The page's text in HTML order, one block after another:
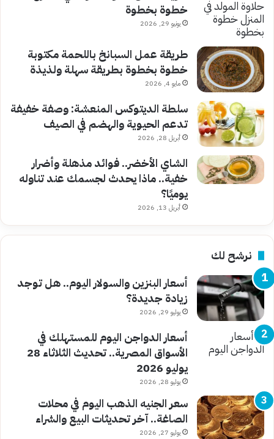
خطوة بخطوة
يونيو 29, 2026
طريقة عمل السبانخ باللحمة مكتوبة
خطوة بخطوة بطريقة سهلة ولذيذة
مايو 4, 2026
سلطة الديتوكس المنعشة: وصفة خفيفة
تدعم الحيوية والهضم في الصيف
أبريل 28, 2026
الشاي الأخضر.. فوائد مذهلة وأضرار
خفية.. ماذا يحدث لجسمك عند تناوله
يوميًا؟
أبريل 13, 2026
نرشح لك
أسعار البنزين والسولار اليوم.. هل توجد
زيادة جديدة؟
يوليو 29, 2026
أسعار الدواجن اليوم للمستهلك في
الأسواق المصرية.. تحديث الثلاثاء 28
يوليو 2026
يوليو 28, 2026
سعر الجنيه الذهب اليوم في محلات
الصاغة.. آخر تحديثات البيع والشراء
يوليو 27, 2026